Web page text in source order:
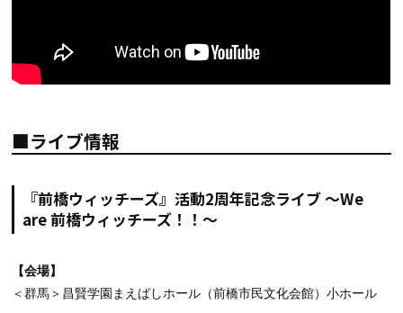
■ライブ情報
『前橋ウィッチーズ』活動2周年記念ライブ ～We
are 前橋ウィッチーズ！！～
【会場】
＜群馬＞昌賢学園まえばしホール（前橋市民文化会館）小ホール